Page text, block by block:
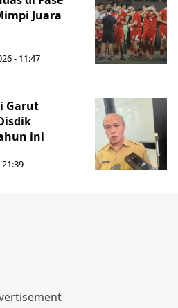
Juara
- 11:47
Garut
ini